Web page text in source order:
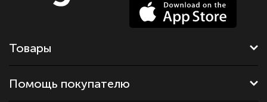
Товары
Помощь покупателю